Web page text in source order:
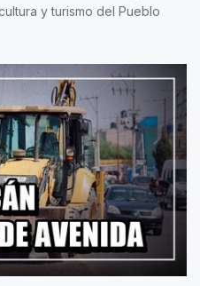
y turismo del Pueblo